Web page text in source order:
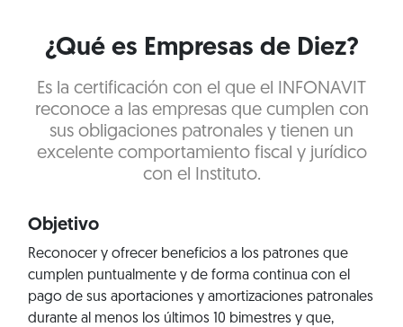
¿Qué es Empresas de Diez?
Es la certificación con el que el INFONAVIT
reconoce a las empresas que cumplen con
sus obligaciones patronales y tienen un
excelente comportamiento fiscal y jurídico
con el Instituto.
Objetivo
Reconocer y ofrecer beneficios a los patrones que
cumplen puntualmente y de forma continua con el
pago de sus aportaciones y amortizaciones patronales
durante al menos los últimos 10 bimestres y que,